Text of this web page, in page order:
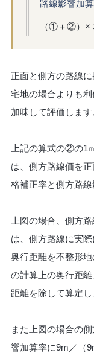
路線影響加算
（①＋②）×
正面と側方の路線
宅地の場合よりも
加味して評価します
上記の算式の②の1
は、側方路線価を
格補正率と側方路線
上図の場合、側方
は、側方路線に実
奥行距離を不整形地
の計算上の奥行距
距離を除して算定し
また上図の場合の
響加算率に9m／（